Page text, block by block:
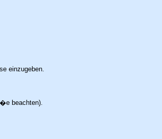
einzugeben.
beachten).